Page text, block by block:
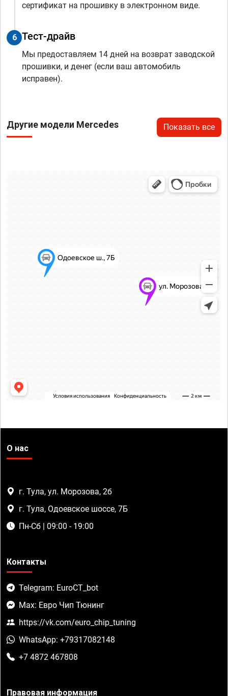
сертификат на прошивку в электронном виде.
6 Тест-драйв
Мы предоставляем 14 дней на возврат заводской
прошивки, и денег (если ваш автомобиль
исправен).
Другие модели Mercedes Показать все
О нас
г. Тула, ул. Морозова, 2б
г. Тула, Одоевское шоссе, 7Б
Пн-Сб | 09:00 - 19:00
Контакты
Telegram: EuroCT_bot
Max: Евро Чип Тюнинг
https://vk.com/euro_chip_tuning
WhatsApp: +79317082148
+7 4872 467808
Правовая информация